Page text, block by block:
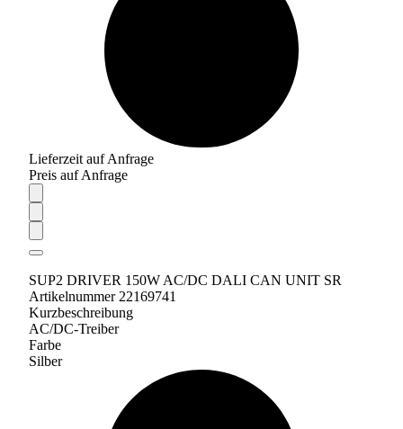
Lieferzeit auf Anfrage
Preis auf Anfrage
SUP2 DRIVER 150W AC/DC DALI CAN UNIT SR
Artikelnummer 22169741
Kurzbeschreibung
AC/DC-Treiber
Farbe
Silber